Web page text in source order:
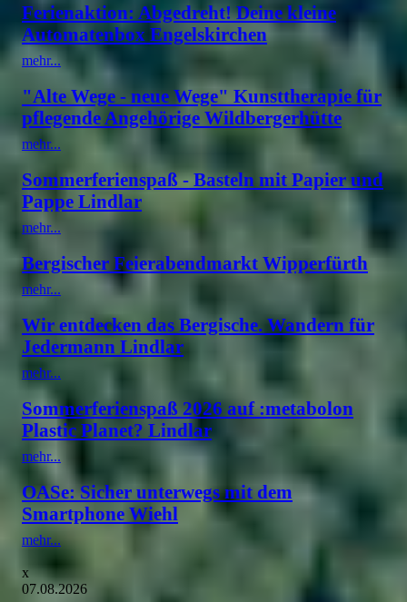
Ferienaktion: Abgedreht! Deine kleine
Automatenbox Engelskirchen
mehr...
"Alte Wege - neue Wege" Kunsttherapie für
pflegende Angehörige Wildbergerhütte
mehr...
Sommerferienspaß - Basteln mit Papier und
Pappe Lindlar
mehr...
Bergischer Feierabendmarkt Wipperfürth
mehr...
Wir entdecken das Bergische. Wandern für
Jedermann Lindlar
mehr...
Sommerferienspaß 2026 auf :metabolon
Plastic Planet? Lindlar
mehr...
OASe: Sicher unterwegs mit dem
Smartphone Wiehl
mehr...
x
07.08.2026